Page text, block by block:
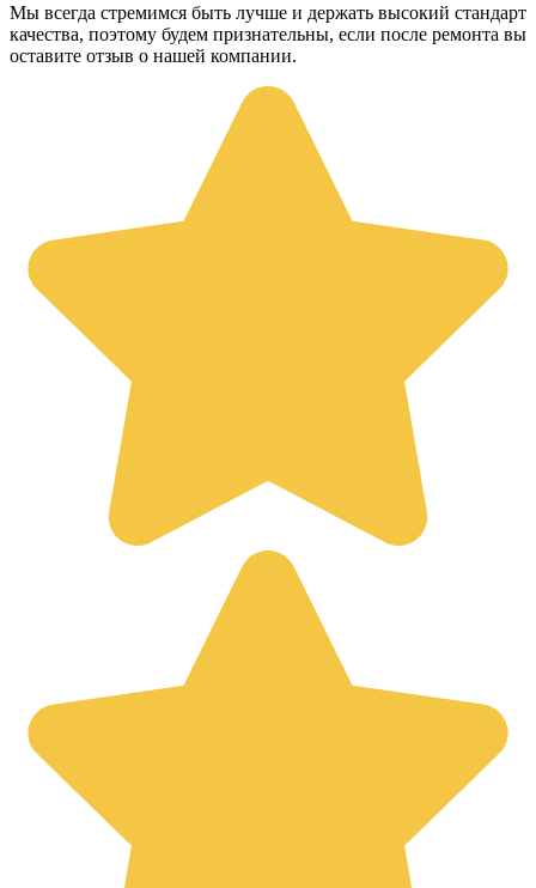
Мы всегда стремимся быть лучше и держать высокий стандарт
качества, поэтому будем признательны, если после ремонта вы
оставите отзыв о нашей компании.